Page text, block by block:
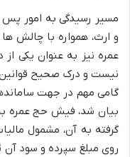
مسیر رسیدگی به امور پس
و ارث، همواره با چالش
عمره نیز به عنوان یکی از
نیست و درک صحیح
گامی مهم در جهت
بیان شد، فیش حج عمره
روی مبلغ سپرده و سود